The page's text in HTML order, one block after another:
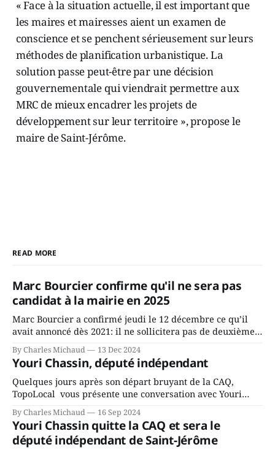
« Face à la situation actuelle, il est important que
les maires et mairesses aient un examen de
conscience et se penchent sérieusement sur leurs
méthodes de planification urbanistique. La
solution passe peut-être par une décision
gouvernementale qui viendrait permettre aux
MRC de mieux encadrer les projets de
développement sur leur territoire », propose le
maire de Saint-Jérôme.
READ MORE
Marc Bourcier confirme qu'il ne sera pas
candidat à la mairie en 2025
Marc Bourcier a confirmé jeudi le 12 décembre ce qu’il
avait annoncé dès 2021: il ne sollicitera pas de deuxième
mandat à titre de maire de Saint-Jérôme. Bourcier en a
fait l’annonce en s’adressant aux employés de la ville,
rassemblés en soirée pour leur traditionnel souper
By Charles Michaud 13 Dec 2024
Youri Chassin, député indépendant
Quelques jours après son départ bruyant de la CAQ,
TopoLocal vous présente une conversation avec Youri
Chassin. Nous avons causé de sa décision. Y songeait-il
depuis longtemps? Sera-t-il candidat indépendant dans 2
ans? Joindrait-il un autre parti, par exemple les
conservateurs d’Éric Duhaime? Que lui
By Charles Michaud 16 Sep 2024
Youri Chassin quitte la CAQ et sera le
député indépendant de Saint-Jérôme